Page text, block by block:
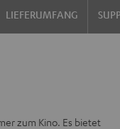
LIEFERUMFANG
zum Kino. Es bietet